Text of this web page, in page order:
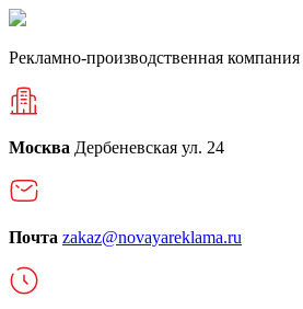
Рекламно-производственная компания
Москва Дербеневская ул. 24
Почта zakaz@novayareklama.ru